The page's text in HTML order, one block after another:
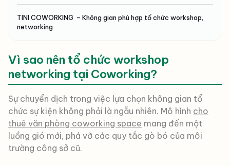
TINI COWORKING – Không gian phù hợp tổ chức workshop,
networking
Vì sao nên tổ chức workshop
networking tại Coworking?
Sự chuyển dịch trong việc lựa chọn không gian tổ
chức sự kiện không phải là ngẫu nhiên. Mô hình cho
thuê văn phòng coworking space mang đến một
luồng gió mới, phá vỡ các quy tắc gò bó của môi
trường công sở cũ.